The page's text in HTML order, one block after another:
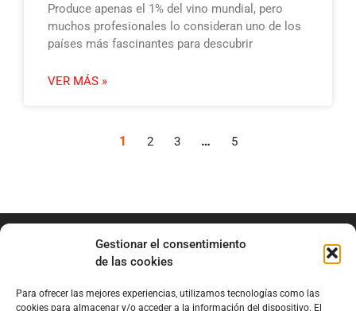
Gestionar el consentimiento
de las cookies
Para ofrecer las mejores experiencias, utilizamos tecnologías como las
cookies para almacenar y/o acceder a la información del dispositivo. El
Produce apenas el 1% del vino mundial, pero
muchos profesionales lo consideran uno de los
países más fascinantes para descubrir
VER MÁS »
1 2 3 … 5
info@marianobraga.com